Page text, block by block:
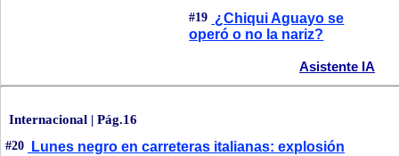
#19 ¿Chiqui Aguayo se
operó o no la nariz?
Asistente IA
Internacional | Pág.16
#20
Lunes negro en carreteras italianas: explosión